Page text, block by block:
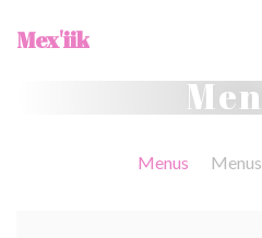
Mex'iik
Menus Menus